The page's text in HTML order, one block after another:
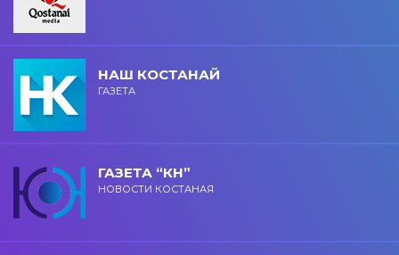
НАШ КОСТАНАЙ
ГАЗЕТА
ГАЗЕТА “КН”
НОВОСТИ КОСТАНАЯ